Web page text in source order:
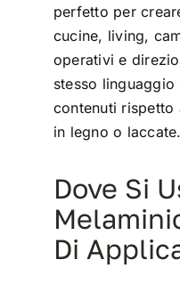
perfetto per
cucine, living,
operativi e
stesso
contenuti rispetto
in legno o laccate.
Dove Si
Di